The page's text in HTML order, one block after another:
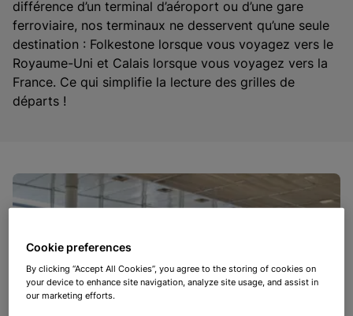
différence d’un terminal d’aéroport ou d’une gare
ferroviaire, nos terminaux ne desservent qu’une seule
destination : Folkestone lorsque vous voyagez vers le
Royaume-Uni et Calais lorsque vous voyagez vers la
France. Ce qui simplifie la lecture des grilles de
départs !
Cookie preferences
By clicking “Accept All Cookies”, you agree to the storing of cookies on
your device to enhance site navigation, analyze site usage, and assist in
our marketing efforts.